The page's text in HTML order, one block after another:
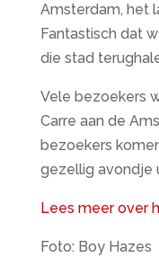
Amsterdam, het
Fantastisch dat
die stad
Vele bezoekers
Carre aan de
bezoekers
gezellig avondje
Lees meer over
Foto: Boy Hazes